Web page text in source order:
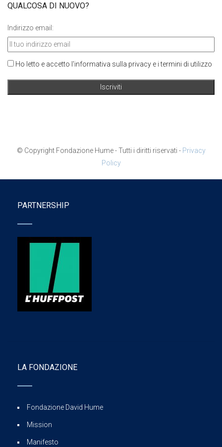
QUALCOSA DI NUOVO?
Indirizzo email:
Ho letto e accetto l'informativa sulla privacy e i termini di utilizzo
© Copyright Fondazione Hume - Tutti i diritti riservati - Privacy
Policy
PARTNERSHIP
LA FONDAZIONE
Fondazione David Hume
Mission
Manifesto